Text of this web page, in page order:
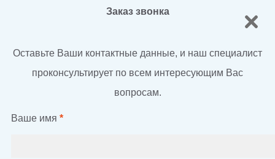
Заказ звонка
Оставьте Ваши контактные данные, и наш специалист
проконсультирует по всем интересующим Вас
вопросам.
Ваше имя *